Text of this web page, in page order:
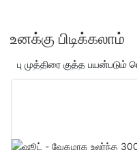
உனக்கு பிடிக்கலாம்
பு முத்திரை குத்த